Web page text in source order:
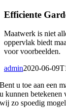
Efficiente
Maatwerk is niet
oppervlak biedt
voor voorbeelden.
admin2020-06-
Bent u toe aan een
u kunnen
wij zo spoedig